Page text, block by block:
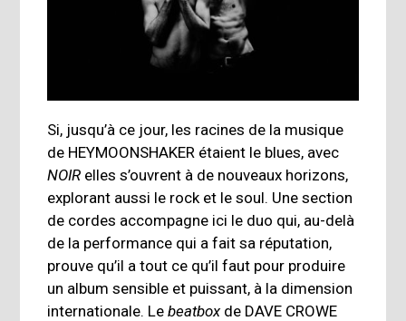
Si, jusqu’à ce jour, les racines de la musique
de HEYMOONSHAKER étaient le blues, avec
NOIR elles s’ouvrent à de nouveaux horizons,
explorant aussi le rock et le soul. Une section
de cordes accompagne ici le duo qui, au-delà
de la performance qui a fait sa réputation,
prouve qu’il a tout ce qu’il faut pour produire
un album sensible et puissant, à la dimension
internationale. Lebeatboxde DAVE CROWE